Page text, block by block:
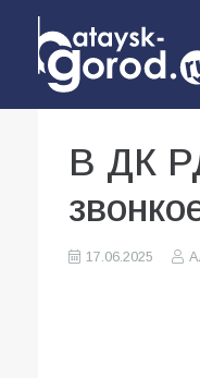
В ДК
17.06.2025